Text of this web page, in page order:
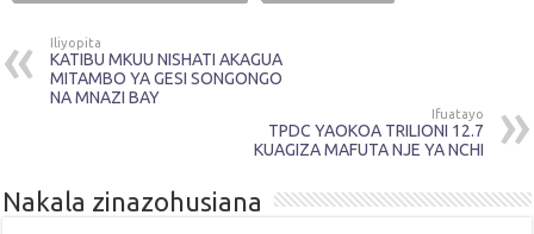
Iliyopita
KATIBU MKUU NISHATI AKAGUA
MITAMBO YA GESI SONGONGO
NA MNAZI BAY
Ifuatayo
TPDC YAOKOA TRILIONI 12.7
KUAGIZA MAFUTA NJE YA NCHI
Nakala zinazohusiana